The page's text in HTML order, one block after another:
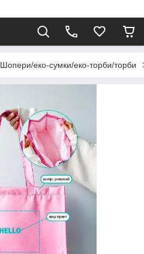
Шопери/еко-сумки/еко-торби/торби